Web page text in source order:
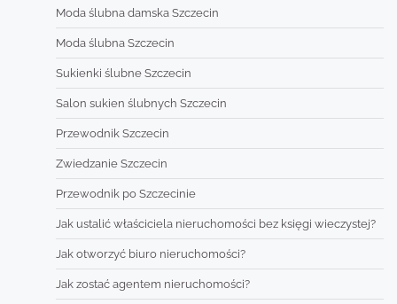
Moda ślubna damska Szczecin
Moda ślubna Szczecin
Sukienki ślubne Szczecin
Salon sukien ślubnych Szczecin
Przewodnik Szczecin
Zwiedzanie Szczecin
Przewodnik po Szczecinie
Jak ustalić właściciela nieruchomości bez księgi wieczystej?
Jak otworzyć biuro nieruchomości?
Jak zostać agentem nieruchomości?